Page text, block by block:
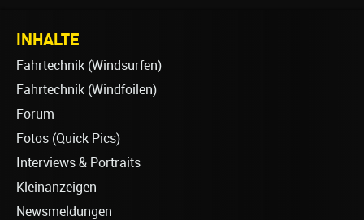
INHALTE
Fahrtechnik (Windsurfen)
Fahrtechnik (Windfoilen)
Forum
Fotos (Quick Pics)
Interviews & Portraits
Kleinanzeigen
Newsmeldungen